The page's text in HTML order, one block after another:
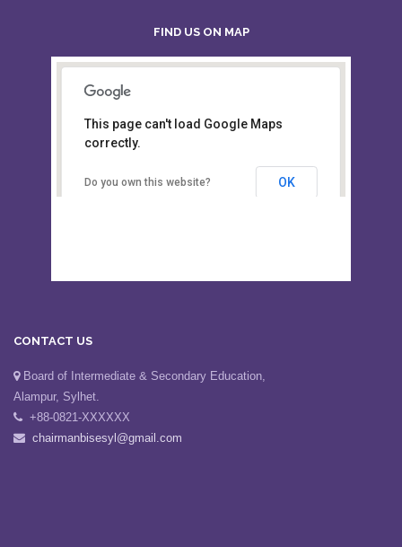
FIND US ON MAP
Secondary Education, Alampur,
Sylhet
This page can't load Google Maps
CONTACT US
Board of Intermediate & Secondary Education,
Alampur, Sylhet.
+88-0821-XXXXXX